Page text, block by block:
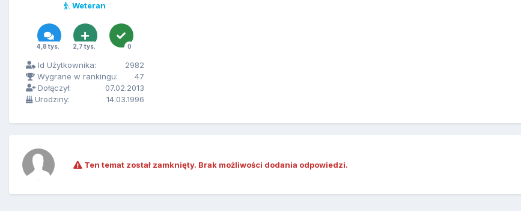
Weteran
4,8 tys. 2,7 tys. 0
Id Użytkownika:
2982
Wygrane w rankingu:
47
Dołączył:
07.02.2013
Urodziny:
14.03.1996
Ten temat został zamknięty. Brak możliwości dodania odpowiedzi.